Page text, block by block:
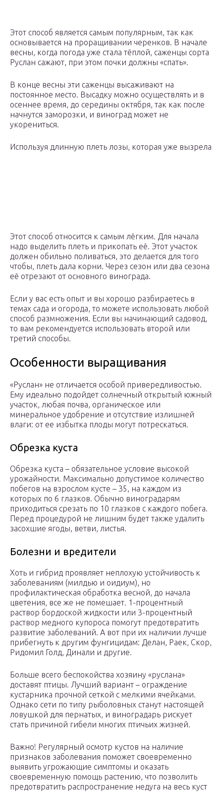
Этот способ является самым популярным, так как
основывается на проращивании черенков. В начале
весны, когда погода уже стала тёплой, саженцы сорта
Руслан сажают, при этом почки должны «спать».
В конце весны эти саженцы высаживают на
постоянное место. Высадку можно осуществлять и в
осеннее время, до середины октября, так как после
начнутся заморозки, и виноград может не
укорениться.
Используя длинную плеть лозы, которая уже вызрела
Этот способ относится к самым лёгким. Для начала
надо выделить плеть и прикопать её. Этот участок
должен обильно поливаться, это делается для того
чтобы, плеть дала корни. Через сезон или два сезона
её отрезают от основного винограда.
Если у вас есть опыт и вы хорошо разбираетесь в
темах сада и огорода, то можете использовать любой
способ размножения. Если вы начинающий садовод,
то вам рекомендуется использовать второй или
третий способы.
Особенности выращивания
«Руслан» не отличается особой привередливостью.
Ему идеально подойдет солнечный открытый южный
участок, любая почва, органическое или
минеральное удобрение и отсутствие излишней
влаги: от ее избытка плоды могут потрескаться.
Обрезка куста
Обрезка куста – обязательное условие высокой
урожайности. Максимально допустимое количество
побегов на взрослом кусте – 35, на каждом из
которых по 6 глазков. Обычно виноградарям
приходиться срезать по 10 глазков с каждого побега.
Перед процедурой не лишним будет также удалить
засохшие ягоды, ветви, листья.
Болезни и вредители
Хоть и гибрид проявляет неплохую устойчивость к
заболеваниям (милдью и оидиум), но
профилактическая обработка весной, до начала
цветения, все же не помешает. 1-процентный
раствор бордоской жидкости или 3-процентный
раствор медного купороса помогут предотвратить
развитие заболеваний. А вот при их наличии лучше
прибегнуть к другим фунгицидам: Делан, Раек, Скор,
Ридомил Голд, Динали и другие.
Больше всего беспокойства хозяину «руслана»
доставят птицы. Лучший вариант – ограждение
кустарника прочной сеткой с мелкими ячейками.
Однако сети по типу рыболовных станут настоящей
ловушкой для пернатых, и виноградарь рискует
стать причиной гибели многих птичьих жизней.
Важно! Регулярный осмотр кустов на наличие
признаков заболевания поможет своевременно
выявить угрожающие симптомы и оказать
своевременную помощь растению, что позволить
предотвратить распространение недуга на весь куст